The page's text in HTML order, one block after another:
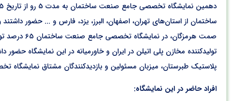
ساختمان از استان‌های تهران، اصفهان، البرز، یزد، فارس و ... حضور
تولیدکننده مخازن پلی اتیلن در ایران و خاورمیانه در این
پلاستیک طبرستان، میزبان مسئولین و بازدیدکنندگان مشتاق
افراد حاضر در این نمایشگاه: